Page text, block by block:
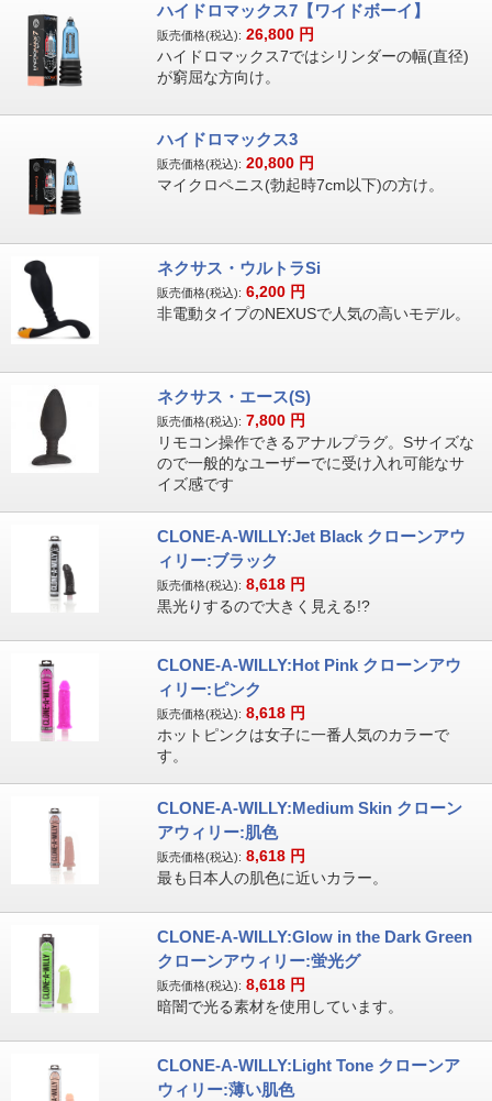
ハイドロマックス7【ワイドボーイ】
販売価格(税込): 26,800 円
ハイドロマックス7ではシリンダーの幅(直径)
が窮屈な方向け。
ハイドロマックス3
販売価格(税込): 20,800 円
マイクロペニス(勃起時7cm以下)の方け。
ネクサス・ウルトラSi
販売価格(税込): 6,200 円
非電動タイプのNEXUSで人気の高いモデル。
ネクサス・エース(S)
販売価格(税込): 7,800 円
リモコン操作できるアナルプラグ。Sサイズな
ので一般的なユーザーでに受け入れ可能なサ
イズ感です
CLONE-A-WILLY:Jet Black クローンアウ
ィリー:ブラック
販売価格(税込): 8,618 円
黒光りするので大きく見える!?
CLONE-A-WILLY:Hot Pink クローンアウ
ィリー:ピンク
販売価格(税込): 8,618 円
ホットピンクは女子に一番人気のカラーで
す。
CLONE-A-WILLY:Medium Skin クローン
アウィリー:肌色
販売価格(税込): 8,618 円
最も日本人の肌色に近いカラー。
CLONE-A-WILLY:Glow in the Dark Green
クローンアウィリー:蛍光グ
販売価格(税込): 8,618 円
暗闇で光る素材を使用しています。
CLONE-A-WILLY:Light Tone クローンア
ウィリー:薄い肌色